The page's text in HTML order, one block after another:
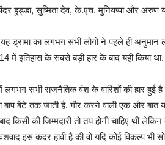
हुड्डा, सुष्मिता देव, के.एच. मुनियप्पा और अरुण
ड्रामा का लगभग सभी लोगों ने पहले ही अनुमान
में इतिहास के सबसे बड़ी हार के बाद यही किया
लगभग सभी राजनैतिक वंश के वारिशों की हार हुई
बेटे तक जाती है. गौर करने वाली एक और बात
किसी की जिम्मदारी तो तय होनी चाहिए थी
इस कदर हावी है की वो यदि कोई विकल्प भी